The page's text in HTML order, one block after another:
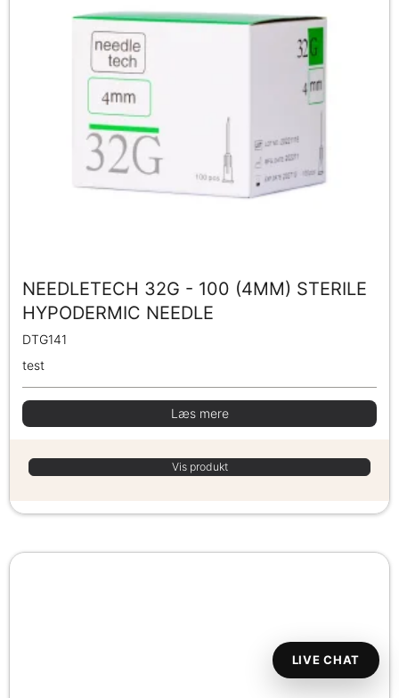
NEEDLETECH 32G - 100 (4MM) STERILE
HYPODERMIC NEEDLE
DTG141
test
Læs mere
Vis produkt
LIVE CHAT